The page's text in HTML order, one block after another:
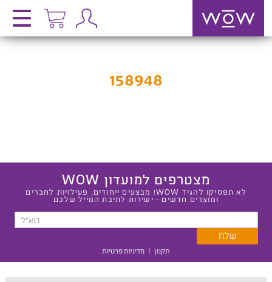
158948
מצטרפים למועדון WOW
לא תפסיקו להגיד WOW! מבצעים ייחודים, פעילויות לחברים
ומוצרים חדשים - ישירות לתיבת המייל שלכם
תקנון | מדיניות פרטיות